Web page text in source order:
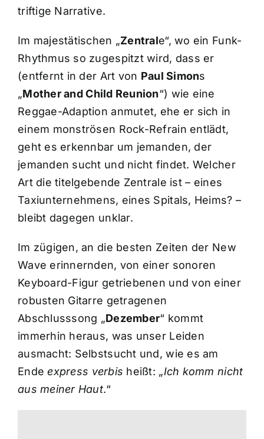
triftige Narrative.
Im majestätischen „Zentrale“, wo ein Funk-
Rhythmus so zugespitzt wird, dass er
(entfernt in der Art von Paul Simons
„Mother and Child Reunion“) wie eine
Reggae-Adaption anmutet, ehe er sich in
einem monströsen Rock-Refrain entlädt,
geht es erkennbar um jemanden, der
jemanden sucht und nicht findet. Welcher
Art die titelgebende Zentrale ist – eines
Taxiunternehmens, eines Spitals, Heims? –
bleibt dagegen unklar.
Im zügigen, an die besten Zeiten der New
Wave erinnernden, von einer sonoren
Keyboard-Figur getriebenen und von einer
robusten Gitarre getragenen
Abschlusssong „Dezember“ kommt
immerhin heraus, was unser Leiden
ausmacht: Selbstsucht und, wie es am
Endeexpress verbis heißt: „Ich komm nicht
aus meiner Haut.“